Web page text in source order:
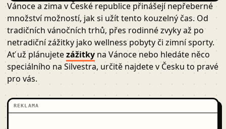
Vánoce a zima v České republice přinášejí nepřeberné
množství možností, jak si užít tento kouzelný čas. Od
tradičních vánočních trhů, přes rodinné zvyky až po
netradiční zážitky jako wellness pobyty či zimní sporty.
Ať už plánujetezážitky na Vánoce nebo hledáte něco
speciálního na Silvestra, určitě najdete v Česku to pravé
pro vás.
REKLAMA